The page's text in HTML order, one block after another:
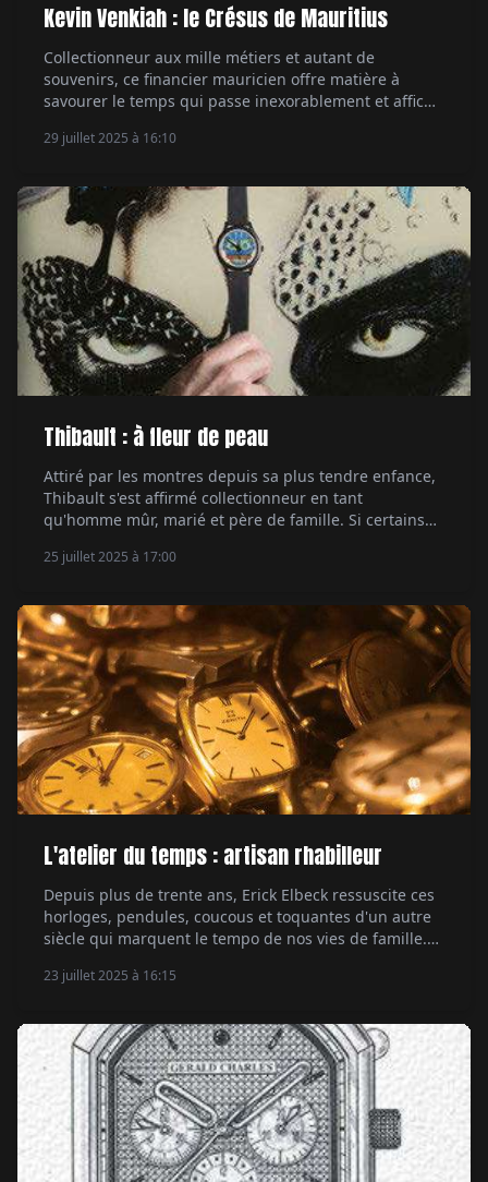
Kevin Venkiah : le Crésus de Mauritius
Collectionneur aux mille métiers et autant de
souvenirs, ce financier mauricien offre matière à
savourer le temps qui passe inexorablement et affiche
Emmanuel Galiero.
29 juillet 2025 à 16:10
Thibault : à fleur de peau
Attiré par les montres depuis sa plus tendre enfance,
Thibault s'est affirmé collectionneur en tant
qu'homme mûr, marié et père de famille. Si certains
rattrape en faisant preuve de frénésie. Par Hervé
25 juillet 2025 à 17:00
L'atelier du temps : artisan rhabilleur
Depuis plus de trente ans, Erick Elbeck ressuscite ces
horloges, pendules, coucous et toquantes d'un autre
siècle qui marquent le tempo de nos vies de famille.
23 juillet 2025 à 16:15